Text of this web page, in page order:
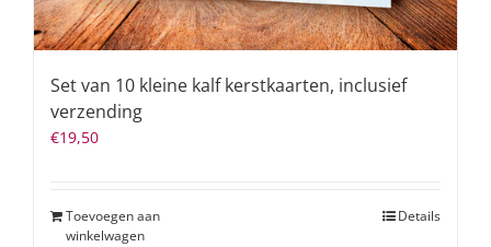
Set van 10 kleine kalf kerstkaarten, inclusief
verzending
€19,50
Toevoegen aan
winkelwagen
Details